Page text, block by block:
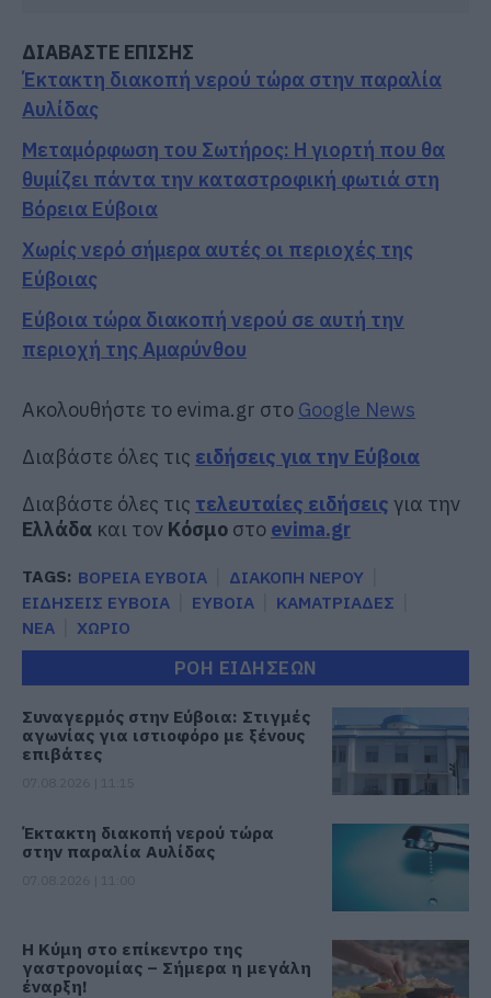
ΔΙΑΒΑΣΤΕ ΕΠΙΣΗΣ
Έκτακτη διακοπή νερού τώρα στην παραλία
Αυλίδας
Μεταμόρφωση του Σωτήρος: Η γιορτή που θα
θυμίζει πάντα την καταστροφική φωτιά στη
Βόρεια Εύβοια
Χωρίς νερό σήμερα αυτές οι περιοχές της
Εύβοιας
Εύβοια τώρα διακοπή νερού σε αυτή την
περιοχή της Αμαρύνθου
Ακολουθήστε το evima.gr στο Google News
Διαβάστε όλες τις ειδήσεις για την Εύβοια
Διαβάστε όλες τις τελευταίες ειδήσεις για την
Ελλάδα και τον Κόσμο στο evima.gr
TAGS: ΒΟΡΕΙΑ ΕΥΒΟΙΑ
ΔΙΑΚΟΠΗ ΝΕΡΟΥ
ΕΙΔΗΣΕΙΣ ΕΥΒΟΙΑ
ΕΥΒΟΙΑ
ΚΑΜΑΤΡΙΑΔΕΣ
ΝΕΑ
ΧΩΡΙΟ
ΡΟΗ ΕΙΔΗΣΕΩΝ
Συναγερμός στην Εύβοια: Στιγμές
αγωνίας για ιστιοφόρο με ξένους
επιβάτες
Έκτακτη διακοπή νερού τώρα
στην παραλία Αυλίδας
Η Κύμη στο επίκεντρο της
γαστρονομίας – Σήμερα η μεγάλη
έναρξη!